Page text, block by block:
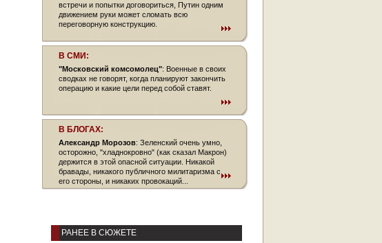
встречи и попытки договориться, Путин одним
движением руки может сломать всю
переговорную конструкцию.
В СМИ:
"Московский комсомолец": Военные в своих
сводках не говорят, когда планируют закончить
операцию и какие цели перед собой ставят.
В БЛОГАХ:
Александр Морозов: Зеленский очень умно,
осторожно, "хладнокровно" (как сказал Макрон)
держится в этой опасной ситуации. Никакой
бравады, никакого публичного милитаризма с
его стороны, и никаких провокаций...
РАНЕЕ В СЮЖЕТЕ